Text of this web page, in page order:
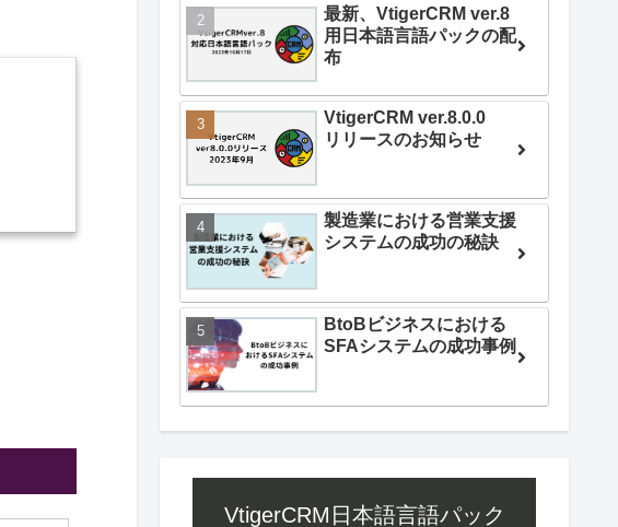
最新、VtigerCRM ver.8
用日本語言語パックの配
布
VtigerCRM ver.8.0.0
リリースのお知らせ
製造業における営業支援
システムの成功の秘訣
BtoBビジネスにおける
SFAシステムの成功事例
VtigerCRM日本語言語パック